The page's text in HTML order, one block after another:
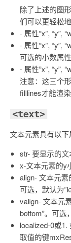
除了上述的图
们可以更轻松
- 属性”x”, “y”,
- 属性”x”, “y”,
可选的小数属
- 属性”x”, “y”,
注意：这三个
filllines才能渲染
<text>
文本元素具有以下
str- 要显示的文
x-文本元素的y
align- 文本元素
可选，默认为
valign- 文本元
bottom”。可选
localized-0或1.
取值的键